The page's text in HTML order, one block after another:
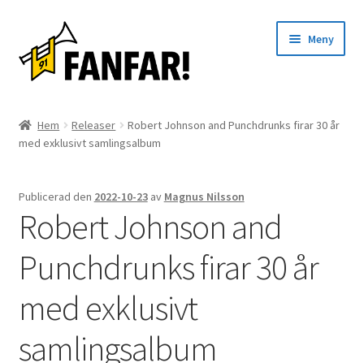
till
navigering
till
innehåll
Meny
Artister
Artiklar
Om oss
Kontakt
Hem Releaser
Robert Johnson and Punchdrunks firar 30 år
med exklusivt samlingsalbum
Publicerad den 2022-10-23 av Magnus Nilsson
Robert Johnson and
Punchdrunks firar 30 år
med exklusivt
samlingsalbum